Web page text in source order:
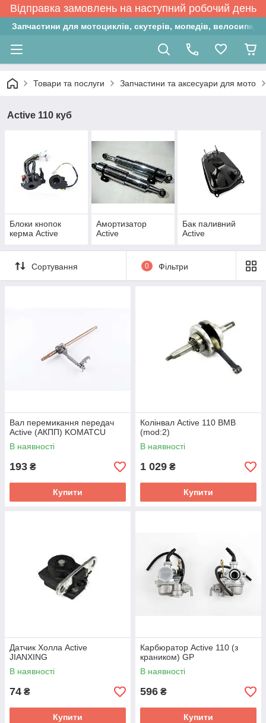
Відправка замовлень на наступний робочий день
Запчастини для мотоциклів, скутерів, мопедів,
Товари та послуги Запчастини та аксесуари для мото
Active 110 куб
Блоки кнопок
керма Active
Амортизатор
Active
Бак паливний
Active
Сортування 0 Фільтри
Вал перемикання передач
Active (АКПП) KOMATCU
В наявності
193 ₴
Купити
Колінвал Active 110 BMB
(mod:2)
В наявності
1 029 ₴
Купити
Датчик Холла Active
JIANXING
В наявності
74 ₴
Купити
Карбюратор Active 110 (з
краником) GP
В наявності
596 ₴
Купити